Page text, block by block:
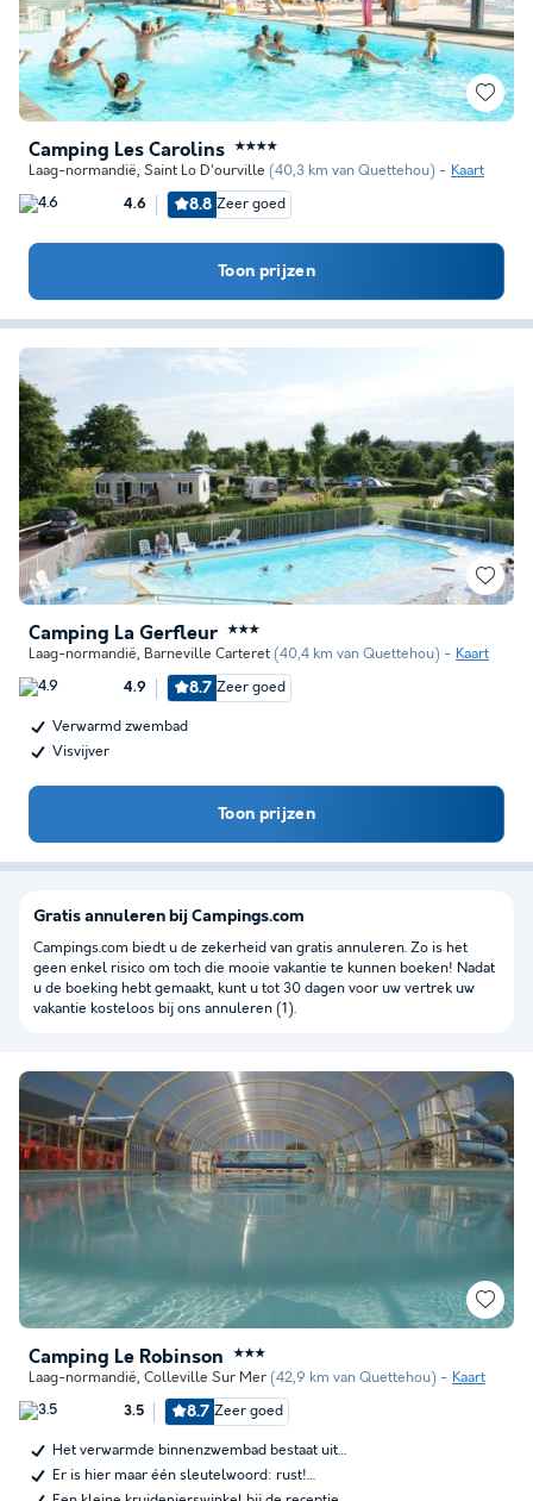
Camping Les Carolins ★★★★
Laag-normandië, Saint Lo D'ourville (40,3 km van Quettehou) Kaart
4.6 8.8 Zeer goed
Toon prijzen
Camping La Gerfleur ★★★
Laag-normandië, Barneville Carteret (40,4 km van Quettehou) Kaart
4.9 8.7 Zeer goed
Verwarmd zwembad
Visvijver
Toon prijzen
Camping Le Robinson ★★★
Laag-normandië, Colleville Sur Mer (42,9 km van Quettehou) Kaart
3.5 8.7 Zeer goed
Het verwarmde binnenzwembad bestaat uit…
Er is hier maar één sleutelwoord: rust!…
Gratis annuleren bij Campings.com
Campings.com biedt u de zekerheid van gratis annuleren. Zo is het
geen enkel risico om toch die mooie vakantie te kunnen boeken! Nadat
u de boeking hebt gemaakt, kunt u tot 30 dagen voor uw vertrek uw
vakantie kosteloos bij ons annuleren (1).